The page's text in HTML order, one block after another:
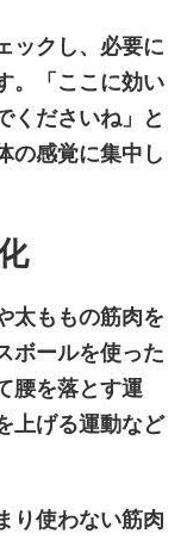
ックし、必要に
。「ここに効い
くださいね」と
の感覚に集中し
太ももの筋肉を
ボールを使った
腰を落とす運
上げる運動など
り使わない筋肉